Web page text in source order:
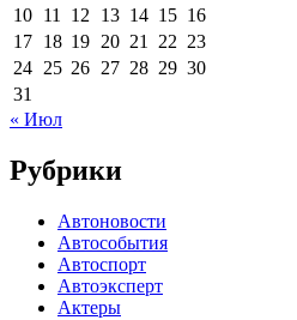
10 11 12 13 14 15 16
17 18 19 20 21 22 23
24 25 26 27 28 29 30
31
« Июл
Рубрики
Автоновости
Автособытия
Автоспорт
Автоэксперт
Актеры